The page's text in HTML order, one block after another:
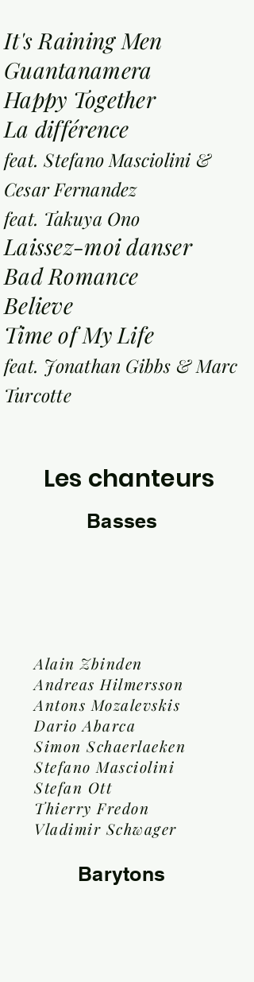
It's Raining Men
Guantanamera
Happy Together
La différence
feat. Stefano Masciolini &
Cesar Fernandez
feat. Takuya Ono
Laissez-moi danser
Bad Romance
Believe
Time of My Life
feat. Jonathan Gibbs & Marc
Turcotte
Les chanteurs
Basses
Alain Zbinden
Andreas Hilmersson
Antons Mozalevskis
Dario Abarca
Simon Schaerlaeken
Stefano Masciolini
Stefan Ott
Thierry Fredon
Vladimir Schwager
Barytons